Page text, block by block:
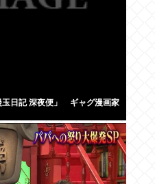
玉日記 深夜便」 ギャグ漫画家